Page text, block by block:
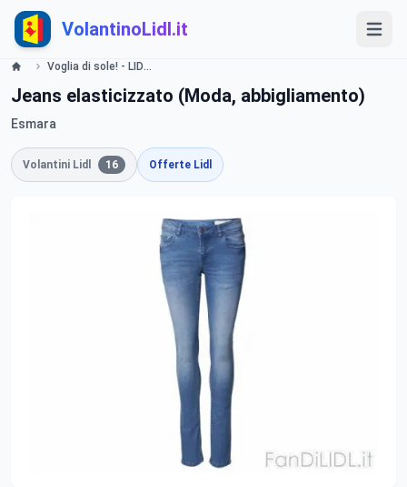
VolantinoLidl.it
Voglia di sole! - LIDL Catalogue - Offerte valide dal 22 aprile 2019 Lidl
Jeans elasticizzato (Moda, abbigliamento)
Esmara
Volantini Lidl 16 Offerte Lidl